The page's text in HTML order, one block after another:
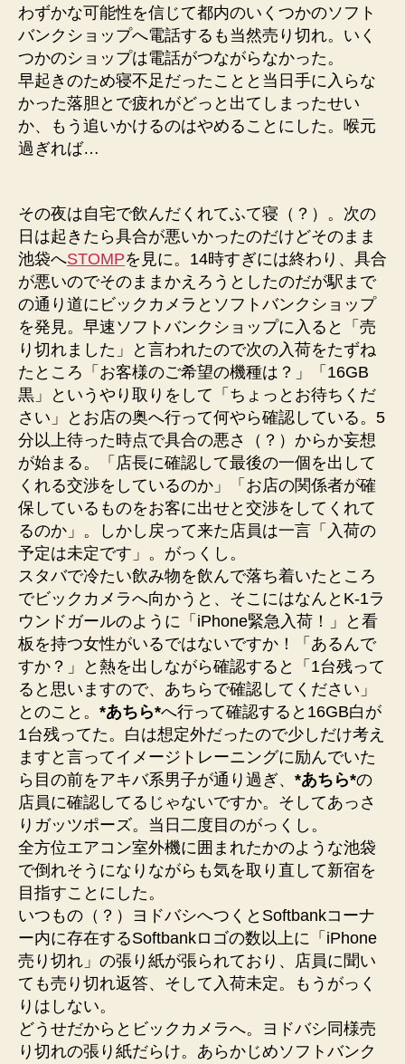
わずかな可能性を信じて都内のいくつかのソフト
バンクショップへ電話するも当然売り切れ。いく
つかのショップは電話がつながらなかった。
早起きのため寝不足だったことと当日手に入らな
かった落胆とで疲れがどっと出てしまったせい
か、もう追いかけるのはやめることにした。喉元
過ぎれば…
その夜は自宅で飲んだくれてふて寝（？）。次の
日は起きたら具合が悪いかったのだけどそのまま
池袋へSTOMPを見に。14時すぎには終わり、具合
が悪いのでそのままかえろうとしたのだが駅まで
の通り道にビックカメラとソフトバンクショップ
を発見。早速ソフトバンクショップに入ると「売
り切れました」と言われたので次の入荷をたずね
たところ「お客様のご希望の機種は？」「16GB
黒」というやり取りをして「ちょっとお待ちくだ
さい」とお店の奥へ行って何やら確認している。5
分以上待った時点で具合の悪さ（？）からか妄想
が始まる。「店長に確認して最後の一個を出して
くれる交渉をしているのか」「お店の関係者が確
保しているものをお客に出せと交渉をしてくれて
るのか」。しかし戻って来た店員は一言「入荷の
予定は未定です」。がっくし。
スタバで冷たい飲み物を飲んで落ち着いたところ
でビックカメラへ向かうと、そこにはなんとK-1ラ
ウンドガールのように「iPhone緊急入荷！」と看
板を持つ女性がいるではないですか！「あるんで
すか？」と熱を出しながら確認すると「1台残って
ると思いますので、あちらで確認してください」
とのこと。 *あちら*へ行って確認すると16GB白が
1台残ってた。白は想定外だったので少しだけ考え
ますと言ってイメージトレーニングに励んでいた
ら目の前をアキバ系男子が通り過ぎ、 *あちら*の
店員に確認してるじゃないですか。そしてあっさ
りガッツポーズ。当日二度目のがっくし。
全方位エアコン室外機に囲まれたかのような池袋
で倒れそうになりながらも気を取り直して新宿を
目指すことにした。
いつもの（？）ヨドバシへつくとSoftbankコーナ
ー内に存在するSoftbankロゴの数以上に「iPhone
売り切れ」の張り紙が張られており、店員に聞い
ても売り切れ返答、そして入荷未定。もうがっく
りはしない。
どうせだからとビックカメラへ。ヨドバシ同様売
り切れの張り紙だらけ。あらかじめソフトバンク